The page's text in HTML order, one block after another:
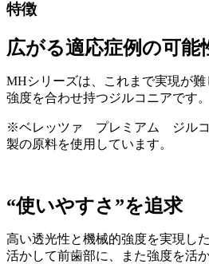
特徴
広がる適応症例の可能
MHシリーズは、これまで実現が
強度を合わせ持つジルコニアです。
※ベレッツァ プレミアム ジルコ
製の原料を使用しています。
“使いやすさ”を追求
高い透光性と機械的強度を実現し
活かして前歯部に、また強度を活